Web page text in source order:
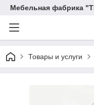
Мебельная фабрика
Товары и услуги